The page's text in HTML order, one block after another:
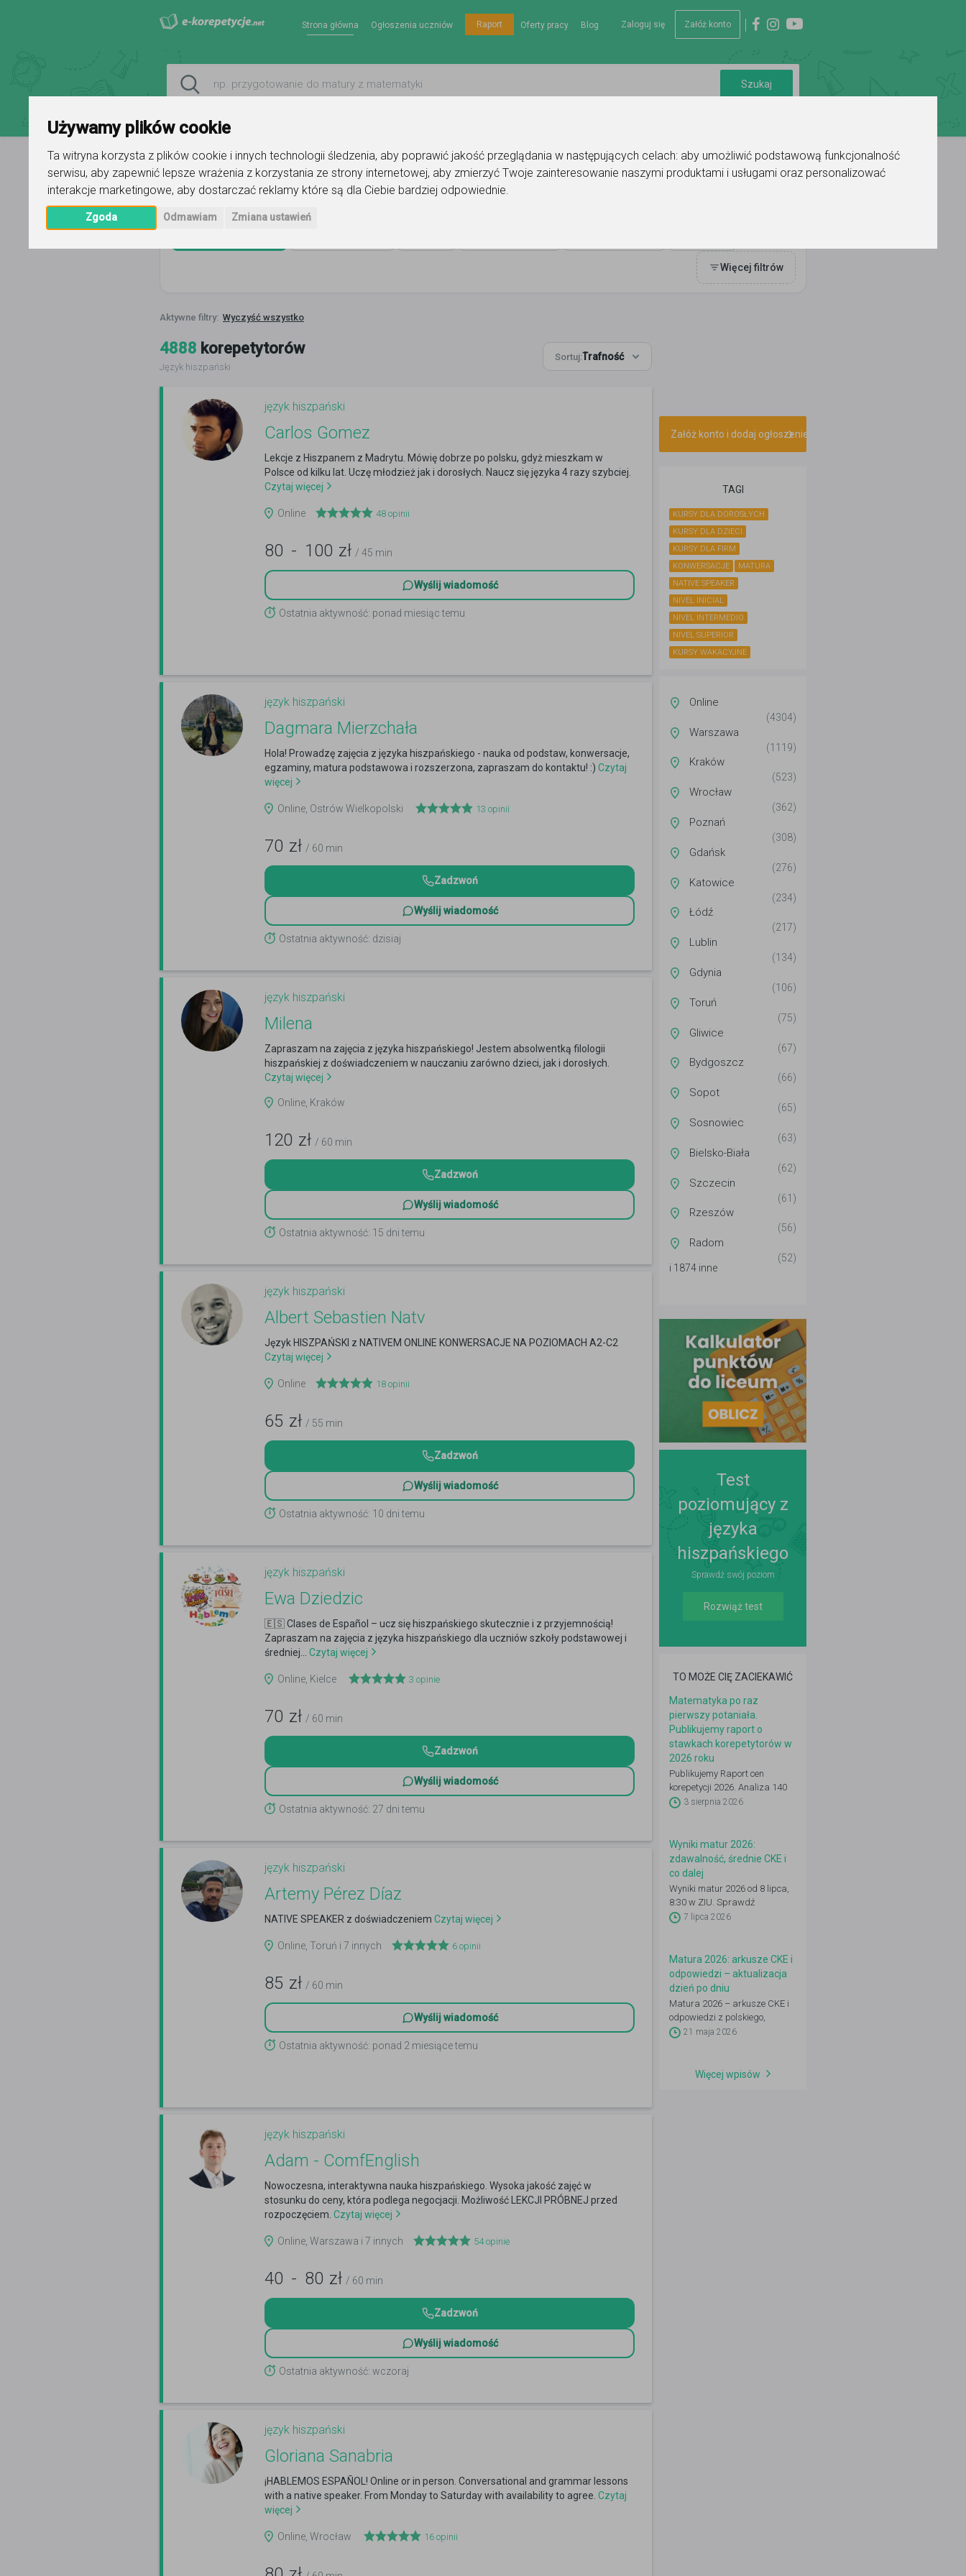
Używamy plików cookie
Ta witryna korzysta z plików cookie i innych technologii śledzenia, aby poprawić jakość przeglądania w następujących celach: aby umożliwić podstawową funkcjonalność
serwisu, aby zapewnić lepsze wrażenia z korzystania ze strony internetowej, aby zmierzyć Twoje zainteresowanie naszymi produktami i usługami oraz personalizować
interakcje marketingowe, aby dostarczać reklamy które są dla Ciebie bardziej odpowiednie.
Zgoda Odmawiam Zmiana ustawień
Zaloguj się Załóż konto
Strona główna Ogłoszenia uczniów Raport Oferty pracy Blog
Strona główna język hiszpański
Więcej filtrów
Wyczyść wszystko
4888 korepetytorów
Język hiszpański
Sortuj:Trafność
język hiszpański
Carlos Gomez
Lekcje z Hiszpanem z Madrytu. Mówię dobrze po polsku, gdyż mieszkam w
Polsce od kilku lat. Uczę młodzież jak i dorosłych. Naucz się języka 4 razy szybciej.
Czytaj więcej
Online 48 opinii
80 - 100 zł / 45 min
Wyślij wiadomość
Ostatnia aktywność: ponad miesiąc temu
język hiszpański
Dagmara Mierzchała
Hola! Prowadzę zajęcia z języka hiszpańskiego - nauka od podstaw, konwersacje,
egzaminy, matura podstawowa i rozszerzona, zapraszam do kontaktu! :) Czytaj
więcej
Online, Ostrów Wielkopolski 13 opinii
70 zł / 60 min
Zadzwoń
Wyślij wiadomość
Ostatnia aktywność: dzisiaj
język hiszpański
Milena
Zapraszam na zajęcia z języka hiszpańskiego! Jestem absolwentką filologii
hiszpańskiej z doświadczeniem w nauczaniu zarówno dzieci, jak i dorosłych.
Czytaj więcej
Online, Kraków
120 zł / 60 min
Zadzwoń
Wyślij wiadomość
Ostatnia aktywność: 15 dni temu
język hiszpański
Albert Sebastien Natv
Język HISZPAŃSKI z NATIVEM ONLINE KONWERSACJE NA POZIOMACH A2-C2
Czytaj więcej
Online 18 opinii
65 zł / 55 min
Zadzwoń
Wyślij wiadomość
Ostatnia aktywność: 10 dni temu
język hiszpański
Ewa Dziedzic
🇪🇸 Clases de Español – ucz się hiszpańskiego skutecznie i z przyjemnością!
Zapraszam na zajęcia z języka hiszpańskiego dla uczniów szkoły podstawowej i
średniej...
Czytaj więcej
Online, Kielce 3 opinie
70 zł / 60 min
Zadzwoń
Wyślij wiadomość
Ostatnia aktywność: 27 dni temu
język hiszpański
Artemy Pérez Díaz
NATIVE SPEAKER z doświadczeniem Czytaj więcej
Online, Toruń i 7 innych 6 opinii
85 zł / 60 min
Wyślij wiadomość
Ostatnia aktywność: ponad 2 miesiące temu
język hiszpański
Adam - ComfEnglish
Nowoczesna, interaktywna nauka hiszpańskiego. Wysoka jakość zajęć w
stosunku do ceny, która podlega negocjacji. Możliwość LEKCJI PRÓBNEJ przed
rozpoczęciem. Czytaj więcej
Online, Warszawa i 7 innych 54opinie
40 - 80 zł / 60 min
Zadzwoń
Wyślij wiadomość
Ostatnia aktywność: wczoraj
język hiszpański
Gloriana Sanabria
¡HABLEMOS ESPAÑOL! Online or in person. Conversational and grammar lessons
with a native speaker. From Monday to Saturday with availability to agree. Czytaj
więcej
Online, Wrocław 16 opinii
Załóż konto i dodaj ogłoszenie
TAGI
KURSY DLA DOROSŁYCH
KURSY DLA DZIECI
KURSY DLA FIRM
KONWERSACJE
MATURA
NATIVE SPEAKER
NIVEL INICIAL
NIVEL INTERMEDIO
NIVEL SUPERIOR
KURSY WAKACYJNE
Online
(4304)
Warszawa
(1119)
Kraków
(523)
Wrocław
(362)
Poznań
(308)
Gdańsk
(276)
Katowice
(234)
Łódź
(217)
Lublin
(134)
Gdynia
(106)
Toruń
(75)
Gliwice
(67)
Bydgoszcz
(66)
Sopot
(65)
Sosnowiec
(63)
Bielsko-Biała
(62)
Szczecin
(61)
Rzeszów
(56)
Radom
(52)
i 1874 inne
Test
poziomujący z
języka
hiszpańskiego
Sprawdź swój poziom
Rozwiąż test
TO MOŻE CIĘ ZACIEKAWIĆ
Matematyka po raz
pierwszy potaniała.
Publikujemy raport o
stawkach korepetytorów w
2026 roku
Publikujemy Raport cen
korepetycji 2026. Analiza 140
648 ogłoszeń: 22 przedmioty,
3 sierpnia 2026
Wyniki matur 2026:
zdawalność, średnie CKE i
co dalej
Wyniki matur 2026 od 8 lipca,
8:30 w ZIU. Sprawdź
zdawalność, średnie CKE i co
7 lipca 2026
Matura 2026: arkusze CKE i
odpowiedzi – aktualizacja
dzień po dniu
Matura 2026 – arkusze CKE i
odpowiedzi z polskiego,
matematyki, angielskiego oraz
maja po godz. 14:00.
21 maja 2026
Więcej wpisów